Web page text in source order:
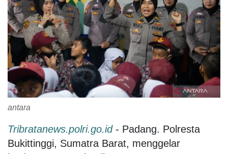
antara
Tribratanews.polri.go.id- Padang. Polresta
Bukittinggi, Sumatra Barat, menggelar